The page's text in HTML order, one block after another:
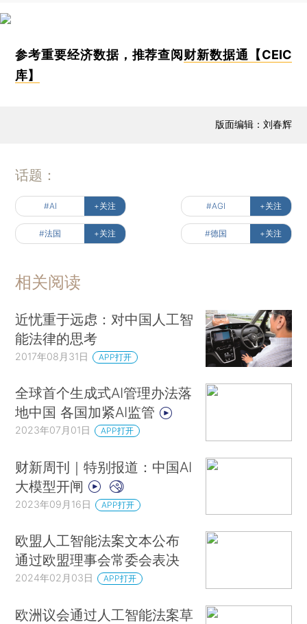
参考重要经济数据，推荐查阅 财新数据通【CEIC
库】
版面编辑：刘春辉
话题：
#AI +关注 #AGI +关注
#法国 +关注 #德国 +关注
相关阅读
近忧重于远虑：对中国人工智
能法律的思考
2017年08月31日 APP打开
全球首个生成式AI管理办法落
地中国 各国加紧AI监管
2023年07月01日 APP打开
财新周刊｜特别报道：中国AI
大模型开闸
2023年09月16日 APP打开
欧盟人工智能法案文本公布
通过欧盟理事会常委会表决
2024年02月03日 APP打开
欧洲议会通过人工智能法案草